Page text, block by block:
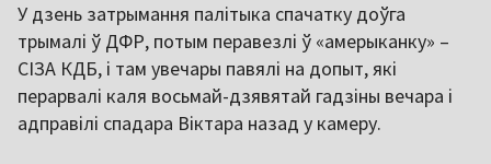
У дзень затрымання палітыка спачатку доўга
трымалі ў ДФР, потым перавезлі ў «амерыканку» –
СІЗА КДБ, і там увечары павялі на допыт, які
перарвалі каля восьмай-дзявятай гадзіны вечара і
адправілі спадара Віктара назад у камеру.